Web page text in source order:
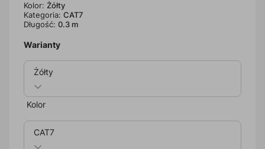
Kolor: Żółty
Kategoria: CAT7
Długość: 0.3 m
Warianty
Żółty
Kolor
CAT7